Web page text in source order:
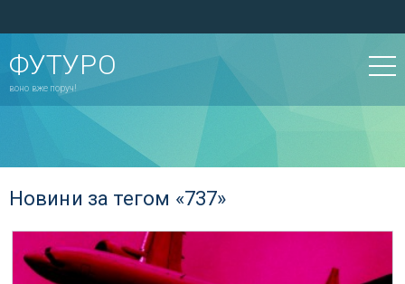
ФУТУРО
воно вже поруч!
Новини за тегом «737»